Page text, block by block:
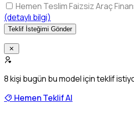
Hemen Teslim Faizsiz Araç
(detaylı bilgi)
8kişi bugün bu model için teklif
Hemen Teklif Al